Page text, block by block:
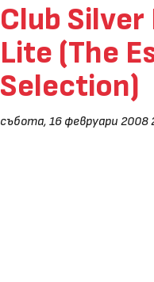
Club Silver
Lite (The
Selection)
събота, 16 февруари 2008